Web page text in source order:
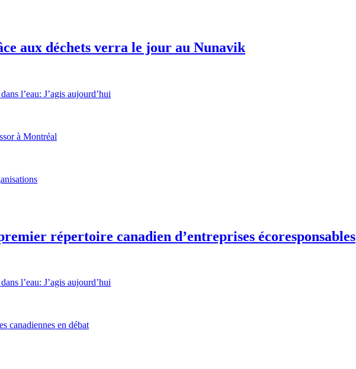
aux déchets verra le jour au Nunavik
l’eau: J’agis aujourd’hui
à Montréal
répertoire canadien d’entreprises écoresponsables
l’eau: J’agis aujourd’hui
canadiennes en débat